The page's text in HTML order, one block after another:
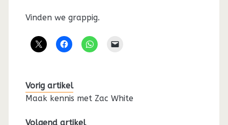
Vinden we grappig.
Vorig artikel
Maak kennis met Zac White
Volgend artikel